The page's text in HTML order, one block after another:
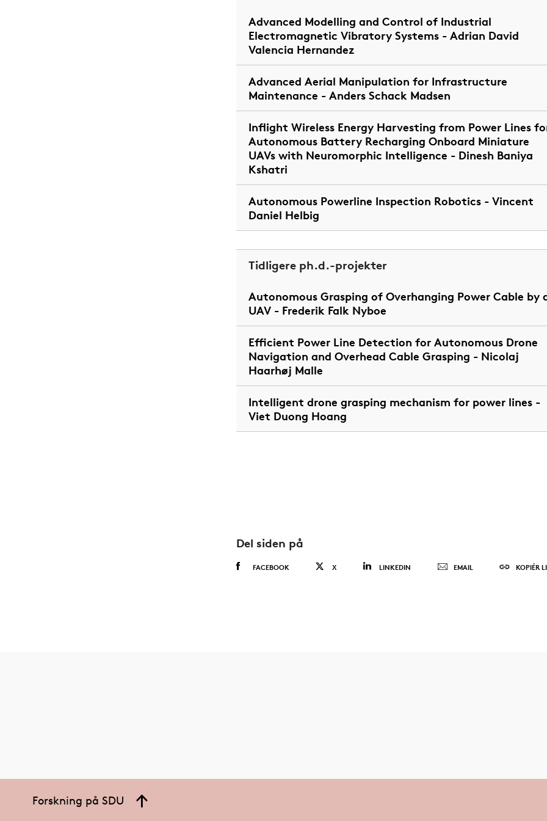
Advanced Modelling and Control of Industrial
Electromagnetic Vibratory Systems - Adrian David
Valencia Hernandez
Advanced Aerial Manipulation for Infrastructure
Maintenance - Anders Schack Madsen
Inflight Wireless Energy Harvesting from Power Lines
Autonomous Battery Recharging Onboard Miniature
UAVs with Neuromorphic Intelligence - Dinesh Baniya
Kshatri
Autonomous Powerline Inspection Robotics - Vincent
Daniel Helbig
Tidligere ph.d.-projekter
Autonomous Grasping of Overhanging Power Cable by
UAV - Frederik Falk Nyboe
Efficient Power Line Detection for Autonomous Drone
Navigation and Overhead Cable Grasping - Nicolaj
Haarhøj Malle
Intelligent drone grasping mechanism for power lines -
Viet Duong Hoang
Del siden på
FACEBOOK X LINKEDIN EMAIL KOPIÉR
Forskning på SDU